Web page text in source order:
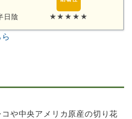
日陰 ★★★★★
や中央アメリカ原産の切り花